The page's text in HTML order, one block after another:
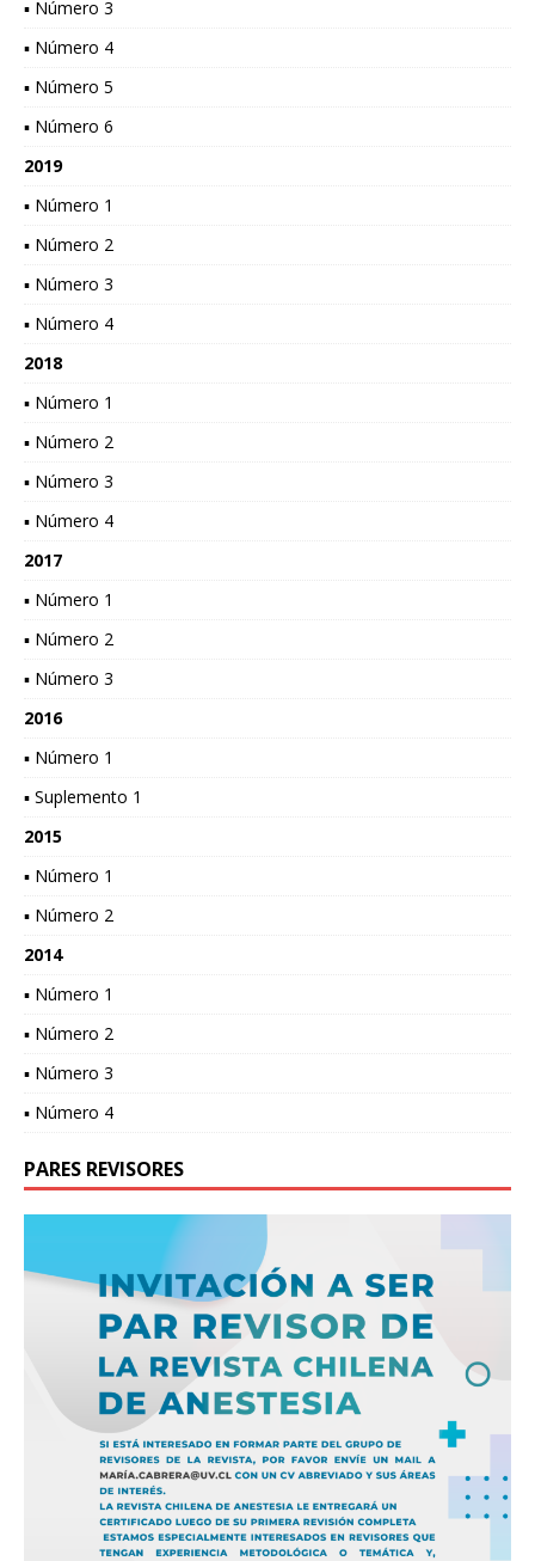
▪ Número 3
▪ Número 4
▪ Número 5
▪ Número 6
2019
▪ Número 1
▪ Número 2
▪ Número 3
▪ Número 4
2018
▪ Número 1
▪ Número 2
▪ Número 3
▪ Número 4
2017
▪ Número 1
▪ Número 2
▪ Número 3
2016
▪ Número 1
▪ Suplemento 1
2015
▪ Número 1
▪ Número 2
2014
▪ Número 1
▪ Número 2
▪ Número 3
▪ Número 4
PARES REVISORES